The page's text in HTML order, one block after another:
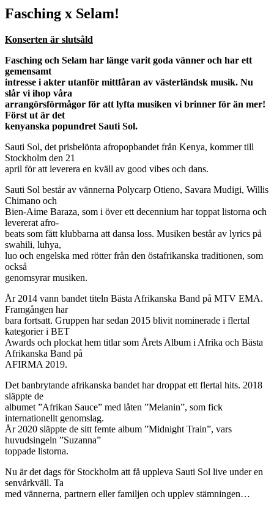
Fasching x Selam!
Konserten är slutsåld
Fasching och Selam har länge varit goda vänner och har ett
gemensamt
intresse i akter utanför mittfåran av västerländsk musik. Nu
slår vi ihop våra
arrangörsförmågor för att lyfta musiken vi brinner för än mer!
Först ut är det
kenyanska popundret Sauti Sol.
Sauti Sol, det prisbelönta afropopbandet från Kenya, kommer till
Stockholm den 21
april för att leverera en kväll av good vibes och dans.
Sauti Sol består av vännerna Polycarp Otieno, Savara Mudigi, Willis
Chimano och
Bien-Aime Baraza, som i över ett decennium har toppat listorna och
levererat afro-
beats som fått klubbarna att dansa loss. Musiken består av lyrics på
swahili, luhya,
luo och engelska med rötter från den östafrikanska traditionen, som
också
genomsyrar musiken.
År 2014 vann bandet titeln Bästa Afrikanska Band på MTV EMA.
Framgången har
bara fortsatt. Gruppen har sedan 2015 blivit nominerade i flertal
kategorier i BET
Awards och plockat hem titlar som Årets Album i Afrika och Bästa
Afrikanska Band på
AFIRMA 2019.
Det banbrytande afrikanska bandet har droppat ett flertal hits. 2018
släppte de
albumet ”Afrikan Sauce” med låten ”Melanin”, som fick
internationellt genomslag.
År 2020 släppte de sitt femte album ”Midnight Train”, vars
huvudsingeln ”Suzanna”
toppade listorna.
Nu är det dags för Stockholm att få uppleva Sauti Sol live under en
senvårkväll. Ta
med vännerna, partnern eller familjen och upplev stämningen…